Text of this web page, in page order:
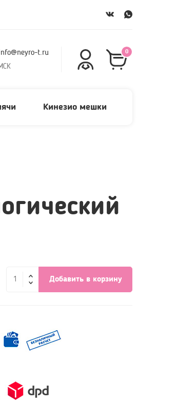
t.ru 0
Кинезио мешки
Добавить в корзину